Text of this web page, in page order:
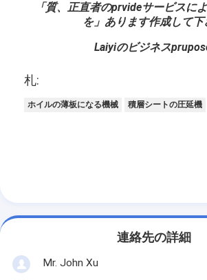
「質、正直者のprvideサービスに
を」あります作成して下
Laiyiのビジネス
札:
ホイルの薄板になる機械 積層シートの圧延機
連絡先の詳細
Mr. John Xu